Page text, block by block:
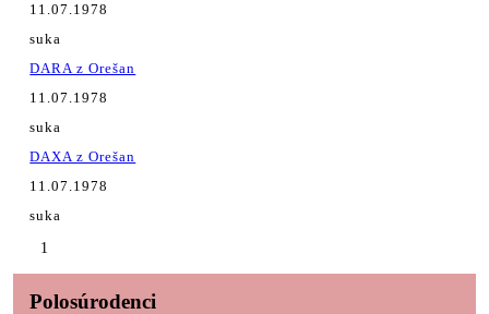
11.07.1978
suka
DARA z Orešan
11.07.1978
suka
DAXA z Orešan
11.07.1978
suka
1
Polosúrodenci